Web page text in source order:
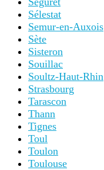
Sélestat
Semur-en-Auxois
Sète
Sisteron
Souillac
Soultz-Haut-Rhin
Strasbourg
Tarascon
Thann
Tignes
Toul
Toulon
Toulouse